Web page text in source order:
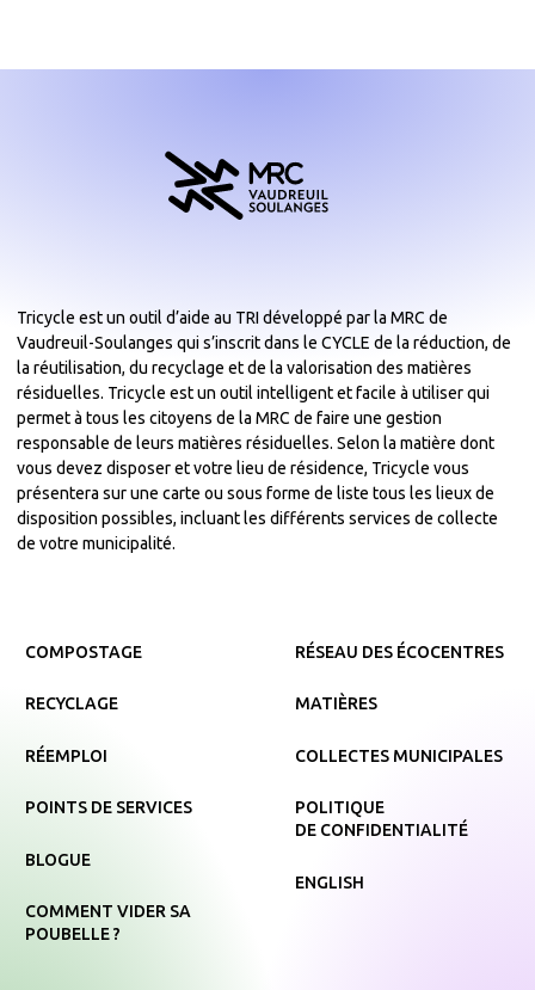
Tricycle est un outil d’aide au TRI développé par la MRC de
Vaudreuil-Soulanges qui s’inscrit dans le CYCLE de la réduction, de
la réutilisation, du recyclage et de la valorisation des matières
résiduelles. Tricycle est un outil intelligent et facile à utiliser qui
permet à tous les citoyens de la MRC de faire une gestion
responsable de leurs matières résiduelles. Selon la matière dont
vous devez disposer et votre lieu de résidence, Tricycle vous
présentera sur une carte ou sous forme de liste tous les lieux de
disposition possibles, incluant les différents services de collecte
de votre municipalité.
COMPOSTAGE
RECYCLAGE
RÉEMPLOI
POINTS DE SERVICES
BLOGUE
COMMENT VIDER SA
POUBELLE ?
RÉSEAU DES ÉCOCENTRES
MATIÈRES
COLLECTES MUNICIPALES
POLITIQUE
DE CONFIDENTIALITÉ
ENGLISH